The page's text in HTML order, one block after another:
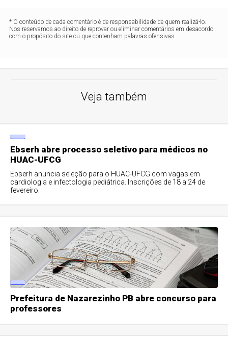
* O conteúdo de cada comentário é de responsabilidade de quem realizá-lo.
Nos reservamos ao direito de reprovar ou eliminar comentários em desacordo
com o propósito do site ou que contenham palavras ofensivas.
Veja também
Ebserh abre processo seletivo para médicos no
HUAC-UFCG
Ebserh anuncia seleção para o HUAC-UFCG com vagas em
cardiologia e infectologia pediátrica. Inscrições de 18 a 24 de
fevereiro.
Prefeitura de Nazarezinho PB abre concurso para
professores